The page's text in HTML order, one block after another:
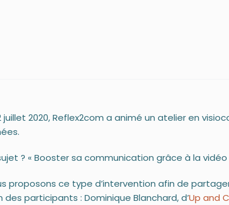
juillet 2020, Reflex2com a animé un atelier en
? « Booster sa communication grâce à la
proposons ce type d’intervention afin de
des participants : Dominique Blanchard, d’Up and